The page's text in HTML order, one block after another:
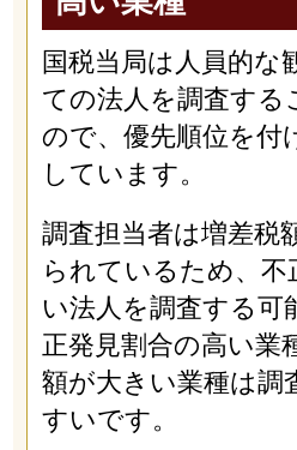
国税当局は人員的な
ての法人を調査する
ので、優先順位を付
しています。
調査担当者は増差税
られているため、不
い法人を調査する可
正発見割合の高い業
額が大きい業種は調
すいです。